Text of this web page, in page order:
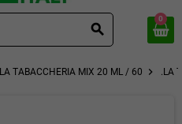
search
0
LA TABACCHERIA MIX 20 ML / 60 chevron_right .LA